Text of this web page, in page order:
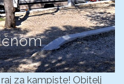
za kampiste! Obitelj